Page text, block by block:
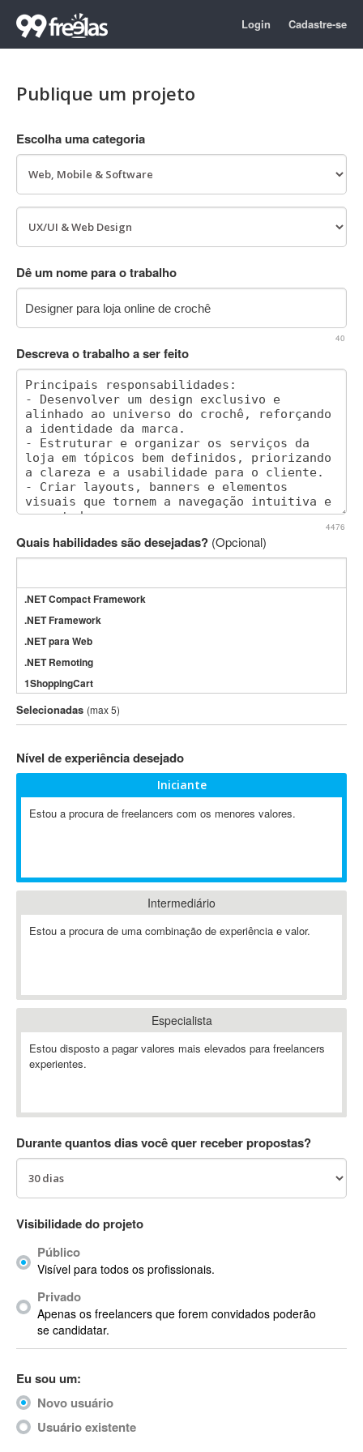
Login Cadastre-se
Publique um projeto
Escolha uma categoria
Dê um nome para o trabalho
40
Descreva o trabalho a ser feito
4476
Quais habilidades são desejadas? (Opcional)
.NET Compact Framework
.NET Framework
.NET para Web
.NET Remoting
1ShoppingCart
3DS Max
3GSM
802.11
A-GPS
ABAP
Abaqus
ABBYY FineReader
Ableton
Ableton Push
Abstract
AC3
ACID Pro
ACPI
Acrobat
Acrobat X
Acronis
ACT
Actimize
ActionScript
ActionScript 3
Selecionadas (max 5)
Nível de experiência desejado
Iniciante
Estou a procura de freelancers com os menores valores.
Intermediário
Estou a procura de uma combinação de experiência e valor.
Especialista
Estou disposto a pagar valores mais elevados para freelancers
experientes.
Durante quantos dias você quer receber propostas?
Visibilidade do projeto
Público
Visível para todos os profissionais.
Privado
Apenas os freelancers que forem convidados poderão
se candidatar.
Eu sou um:
Novo usuário
Usuário existente